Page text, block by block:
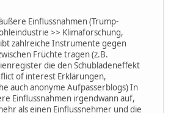
Einflussnahmen (Trump-
>> Klimaforschung,
zahlreiche Instrumente gegen
Früchte tragen (z.B.
die den Schubladeneffekt
of interest Erklärungen,
auch anonyme Aufpasserblogs) In
Einflussnahmen irgendwann auf,
als einen Einflussnehmer und die